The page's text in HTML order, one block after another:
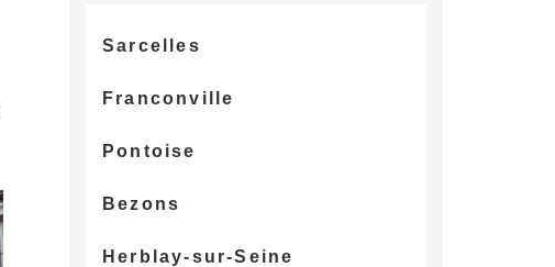
Sarcelles
Franconville
Pontoise
Bezons
Herblay-sur-Seine